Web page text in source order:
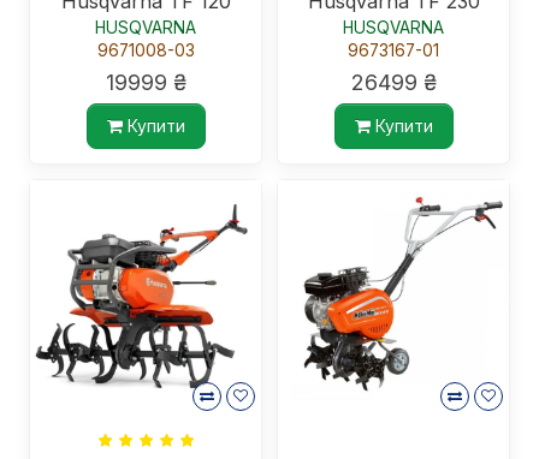
HUSQVARNA
9671008-03
19999 ₴
Купити
HUSQVARNA
9673167-01
26499 ₴
Купити